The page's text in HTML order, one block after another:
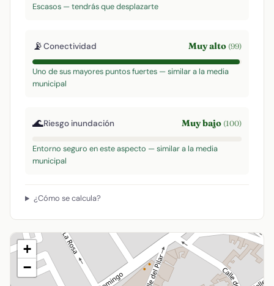
Escasos — tendrás que desplazarte
📡Conectividad Muy alto (99)
Uno de sus mayores puntos fuertes — similar a la media
municipal
🌊Riesgo inundación Muy bajo (100)
Entorno seguro en este aspecto — similar a la media
municipal
¿Cómo se calcula?
+
−